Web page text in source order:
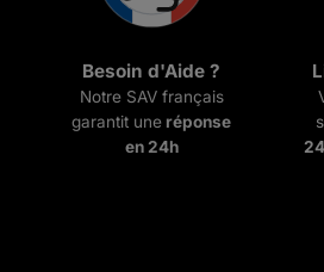
Besoin d'Aide ?
Notre SAV français
garantit une réponse
en 24h